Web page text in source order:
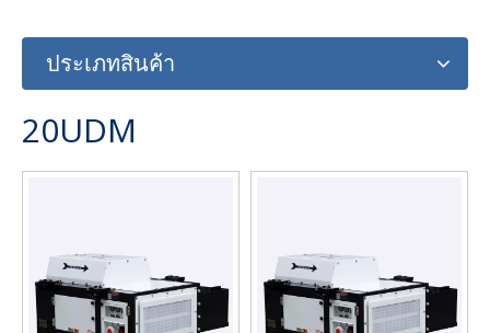
ประเภทสินค้า
20UDM